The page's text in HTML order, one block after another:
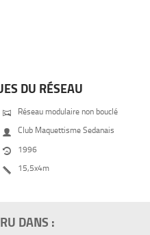
DU RÉSEAU
 Réseau modulaire non bouclé
 Club Maquettisme Sedanais
 1996
 15,5x4m
DANS :